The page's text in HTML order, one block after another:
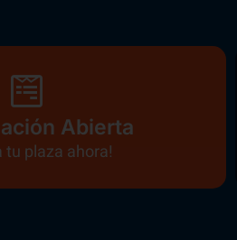
Abierta
tu plaza ahora!